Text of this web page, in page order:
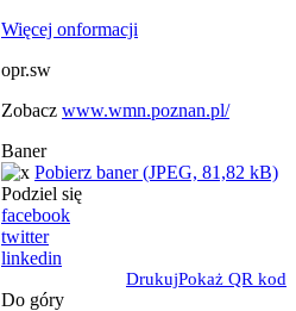
Więcej onformacji
opr.sw
Zobacz www.wmn.poznan.pl/
Baner
Pobierz baner (JPEG, 81,82 kB)
Podziel się
facebook
twitter
linkedin
DrukujPokaż QR kod
Do góry